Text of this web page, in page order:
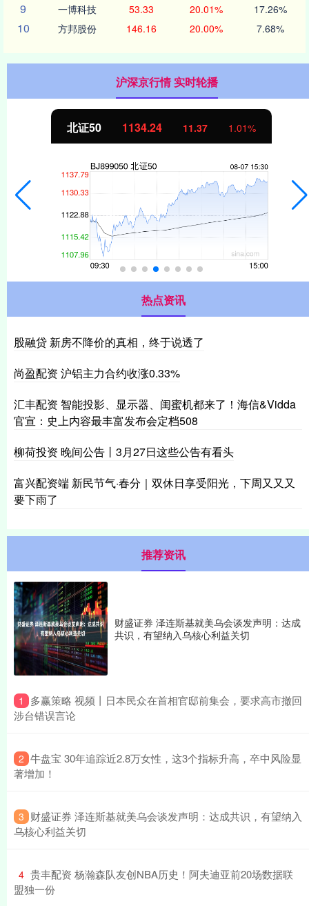
9 一博科技 53.33 20.01% 17.26%
10 方邦股份 146.16 20.00% 7.68%
沪深京行情 实时轮播
北证50 1134.24 11.37 1.01%
热点资讯
股融贷 新房不降价的真相，终于说透了
尚盈配资 沪铝主力合约收涨0.33%
汇丰配资 智能投影、显示器、闺蜜机都来了！海信&Vidda
官宣：史上内容最丰富发布会定档508
柳荷投资 晚间公告丨3月27日这些公告有看头
富兴配资端 新民节气·春分｜双休日享受阳光，下周又又又
要下雨了
推荐资讯
财盛证券 泽连斯基就美乌会谈发声明：达成
共识，有望纳入乌核心利益关切
1
​多赢策略 视频丨日本民众在首相官邸前集会，要求高市撤回
涉台错误言论
2 ​牛盘宝 30年追踪近2.8万女性，这3个指标升高，卒中风险显
著增加！
3 ​财盛证券 泽连斯基就美乌会谈发声明：达成共识，有望纳入
乌核心利益关切
4 ​贵丰配资 杨瀚森队友创NBA历史！阿夫迪亚前20场数据联
盟独一份